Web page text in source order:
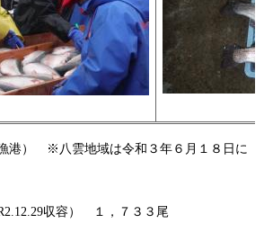
港） ※八雲地域は令和３年６月１８日に
収容） １，７３３尾